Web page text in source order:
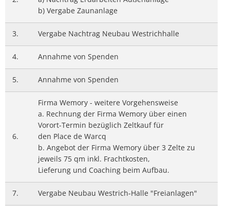
b) Vergabe Zaunanlage
3. Vergabe Nachtrag Neubau Westrichhalle
4. Annahme von Spenden
5. Annahme von Spenden
6.
Firma Wemory - weitere Vorgehensweise
a. Rechnung der Firma Wemory über einen
Vorort-Termin bezüglich Zeltkauf für
den Place de Warcq
b. Angebot der Firma Wemory über 3 Zelte zu
jeweils 75 qm inkl. Frachtkosten,
Lieferung und Coaching beim Aufbau.
7. Vergabe Neubau Westrich-Halle "Freianlagen"